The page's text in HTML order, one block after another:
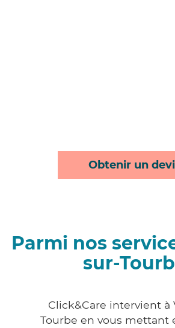
Obtenir un
Parmi nos
sur-
Click&Care intervient à
Tourbe en vous mettant